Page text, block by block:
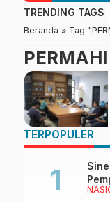
TRENDING TAGS
Beranda » Tag
TERPOPULER